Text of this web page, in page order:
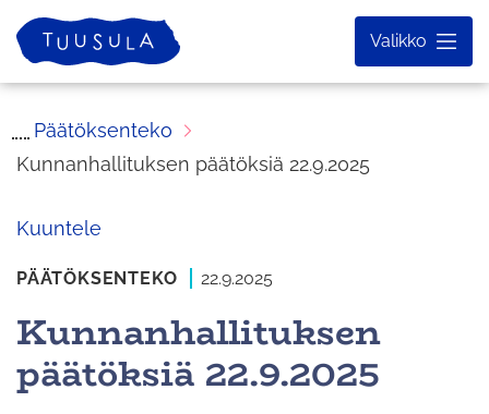
Siirry
sisältöön
Etusivu
Valikko
Päätöksenteko
Kunnanhallituksen päätöksiä 22.9.2025
Kuuntele
PÄÄTÖKSENTEKO 22.9.2025
Kunnanhallituksen
päätöksiä 22.9.2025